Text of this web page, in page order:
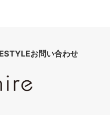
お問い合わせ